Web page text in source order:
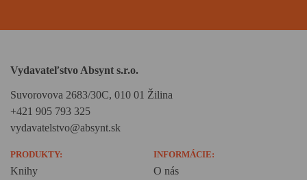
Vydavateľstvo Absynt s.r.o.
Suvorovova 2683/30C, 010 01 Žilina
+421 905 793 325
vydavatelstvo@absynt.sk
PRODUKTY:
Knihy
INFORMÁCIE:
O nás